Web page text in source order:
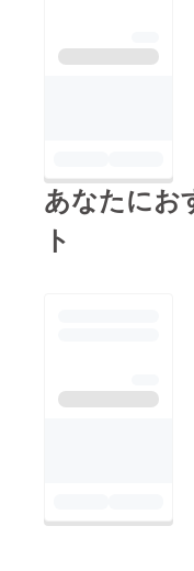
あなたにお
ト